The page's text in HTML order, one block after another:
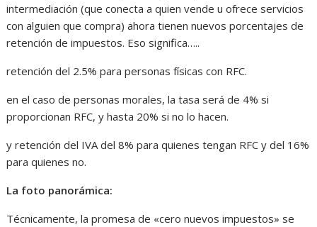
intermediación (que conecta a quien vende u ofrece servicios
con alguien que compra) ahora tienen nuevos porcentajes de
retención de impuestos. Eso significa…..
retención del 2.5% para personas físicas con RFC.
en el caso de personas morales, la tasa será de 4% si
proporcionan RFC, y hasta 20% si no lo hacen.
y retención del IVA del 8% para quienes tengan RFC y del 16%
para quienes no.
La foto panorámica:
Técnicamente, la promesa de «cero nuevos impuestos» se